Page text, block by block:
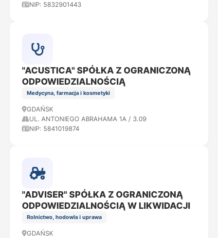
NIP: 5832901443
"ACUSTICA" SPÓŁKA Z OGRANICZONĄ
ODPOWIEDZIALNOŚCIĄ
Medycyna, farmacja i kosmetyki
GDAŃSK
UL. ANTONIEGO ABRAHAMA 1A / 3.09
NIP: 5841019874
"ADVISER" SPÓŁKA Z OGRANICZONĄ
ODPOWIEDZIALNOŚCIĄ W LIKWIDACJI
Rolnictwo, hodowla i uprawa
GDAŃSK